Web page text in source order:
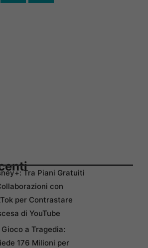
Tra Piani Gratuiti
con
per Contrastare
di YouTube
Gioco a Tragedia:
176 Milioni per